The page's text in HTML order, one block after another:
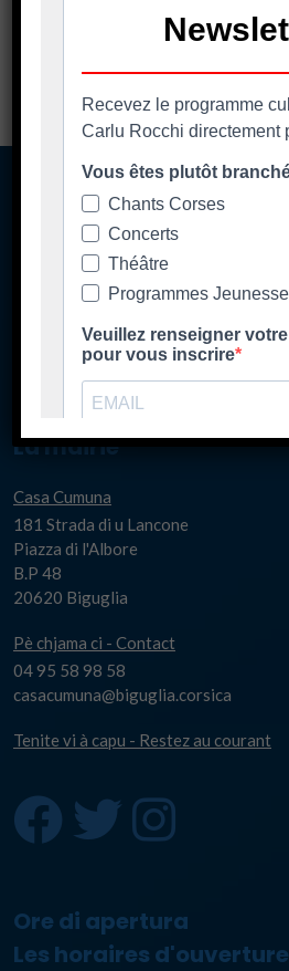
A casa cumuna
La mairie
Casa Cumuna
181 Strada di u Lancone
Piazza di l'Albore
B.P 48
20620 Biguglia
Pè chjama ci - Contact
04 95 58 98 58
casacumuna@biguglia.corsica
Tenite vi à capu - Restez au courant
Ore di apertura
Les horaires d'ouverture